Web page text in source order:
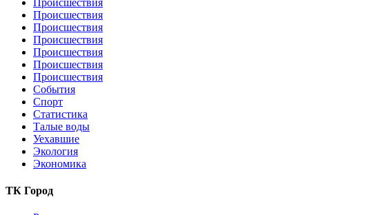
Происшествия
Происшествия
Происшествия
Происшествия
Происшествия
Происшествия
События
Спорт
Статистика
Талые воды
Уехавшие
Экология
Экономика
ТК Город